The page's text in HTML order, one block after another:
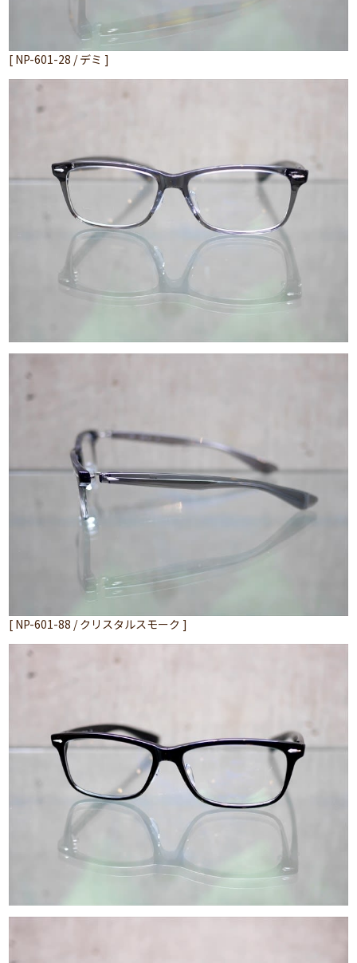
[ NP-601-28 / デミ ]
[ NP-601-88 / クリスタルスモーク ]